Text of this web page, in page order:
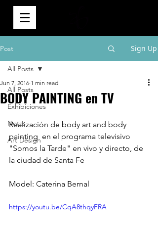
Post Sign Up
All Posts
Exhibiciones
Notas
Art Design
All Posts
BODY PAINTING en TV
Jun 7, 2016 1 min read
Realización de body art and body
painting  en el programa televisivo
"Somos la Tarde" en vivo y directo, de
la ciudad de Santa Fe
Model: Caterina Bernal
https://youtu.be/CqA8thqyFRA